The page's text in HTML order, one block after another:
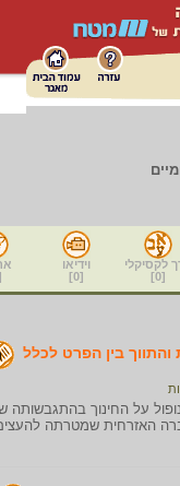
לקסיקלי
[
0
]
וידיאו
[
0
]
בין הפרט לכלל
על החינוך בהתגבשותה
האזרחית שמטרתה